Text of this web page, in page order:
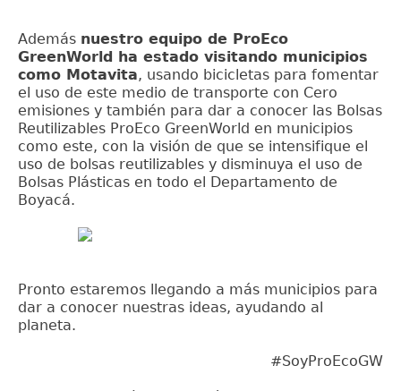
Además nuestro equipo de ProEco
GreenWorld ha estado visitando municipios
como Motavita, usando bicicletas para fomentar
el uso de este medio de transporte con Cero
emisiones y también para dar a conocer las Bolsas
Reutilizables ProEco GreenWorld en municipios
como este, con la visión de que se intensifique el
uso de bolsas reutilizables y disminuya el uso de
Bolsas Plásticas en todo el Departamento de
Boyacá.
Pronto estaremos llegando a más municipios para
dar a conocer nuestras ideas, ayudando al
planeta.
#SoyProEcoGW